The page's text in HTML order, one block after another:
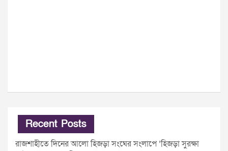
Recent Posts
রাজশাহীতে দিনের আলো হিজড়া সংঘের সংলাপে ‘হিজড়া সুরক্ষা